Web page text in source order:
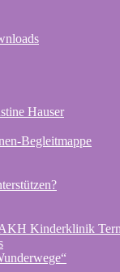
Hauser
Begleitmappe
Kinderklinik